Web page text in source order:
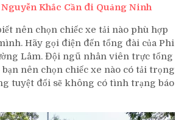
Khắc Cần đi Quảng Ninh
nên chọn chiếc xe tải nào phù hợp
Hãy gọi điện đến tổng đài của Phi
Lâm. Đội ngũ nhân viên trực tổng
bạn nên chọn chiếc xe nào có tải trọng
tuyệt đối sẽ không có tình trạng báo